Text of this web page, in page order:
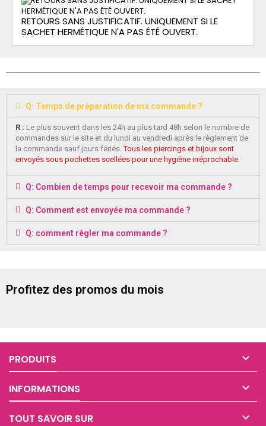
RETOURS SANS JUSTIFICATIF. UNIQUEMENT SI LE
SACHET HERMÉTIQUE N'A PAS ÉTÉ OUVERT.
Q: Temps de préparation de ma commande ?
R : Le plus souvent dans les 24h au plus tard 48h selon le nombre de
commandes sur le site et du lundi au vendredi après le règlement de
la commande sauf jours fériés.Tous les piercings et bijoux sont
envoyés sous pochettes scellées pour une hygiène irréprochable.
Q: Combien de temps pour recevoir ma commande ?
Q: Comment est envoyée ma commande ?
Q: comment régler ma commande ?
Profitez des promos du mois
PRODUITS 
INFORMATIONS 
TOUT SAVOIR SUR 